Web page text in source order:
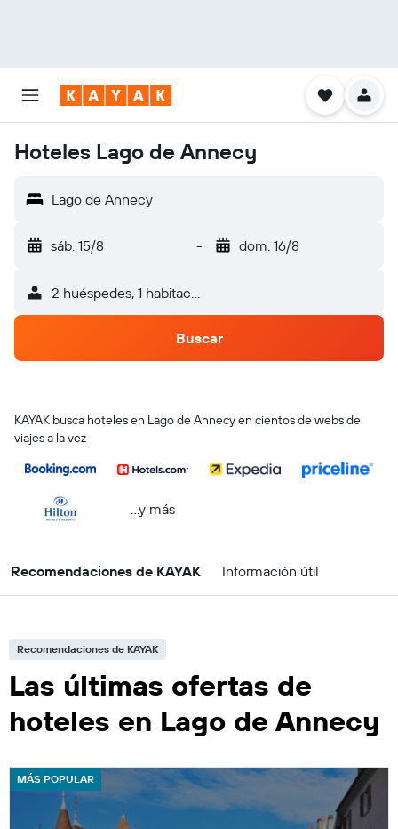
Hoteles Lago de Annecy
Lago de Annecy
sáb. 15/8 - dom. 16/8
2 huéspedes, 1 habitación
Buscar
KAYAK busca hoteles en Lago de Annecy en cientos de webs de
viajes a la vez
...y más
Recomendaciones de KAYAK Información útil
Recomendaciones de KAYAK
Las últimas ofertas de
hoteles en Lago de Annecy
MÁS POPULAR